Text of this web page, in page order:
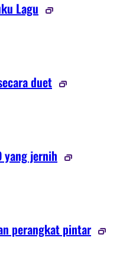
Lagu
duet
yang jernih
perangkat pintar